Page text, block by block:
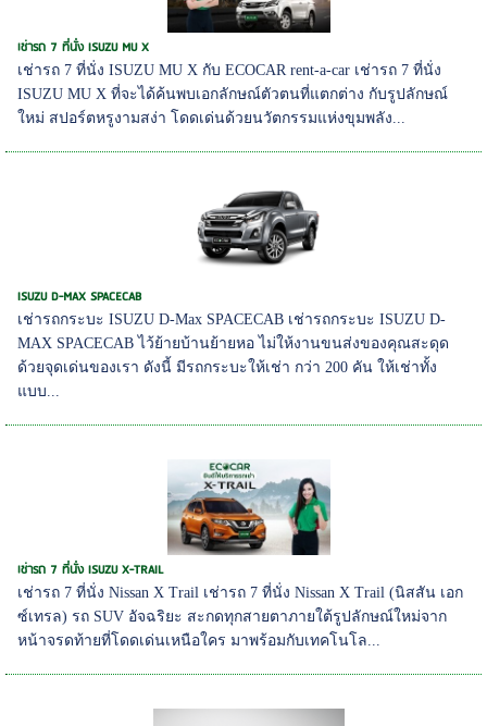
เช่ารถ 7 ที่นั่ง ISUZU MU X
เช่ารถ 7 ที่นั่ง ISUZU MU X กับ ECOCAR rent-a-car เช่ารถ 7 ที่นั่ง
ISUZU MU X ที่จะได้ค้นพบเอกลักษณ์ตัวตนที่แตกต่าง กับรูปลักษณ์
ใหม่ สปอร์ตหรูงามสง่า โดดเด่นด้วยนวัตกรรมแห่งขุมพลัง...
ISUZU D-MAX SPACECAB
เช่ารถกระบะ ISUZU D-Max SPACECAB เช่ารถกระบะ ISUZU D-
MAX SPACECAB ไว้ย้ายบ้านย้ายหอ ไม่ให้งานขนส่งของคุณสะดุด
ด้วยจุดเด่นของเรา ดังนี้ มีรถกระบะให้เช่า กว่า 200 คัน ให้เช่าทั้ง
แบบ...
เช่ารถ 7 ที่นั่ง ISUZU X-TRAIL
เช่ารถ 7 ที่นั่ง Nissan X Trail เช่ารถ 7 ที่นั่ง Nissan X Trail (นิสสัน เอก
ซ์เทรล) รถ SUV อัจฉริยะ สะกดทุกสายตาภายใต้รูปลักษณ์ใหม่จาก
หน้าจรดท้ายที่โดดเด่นเหนือใคร มาพร้อมกับเทคโนโล...